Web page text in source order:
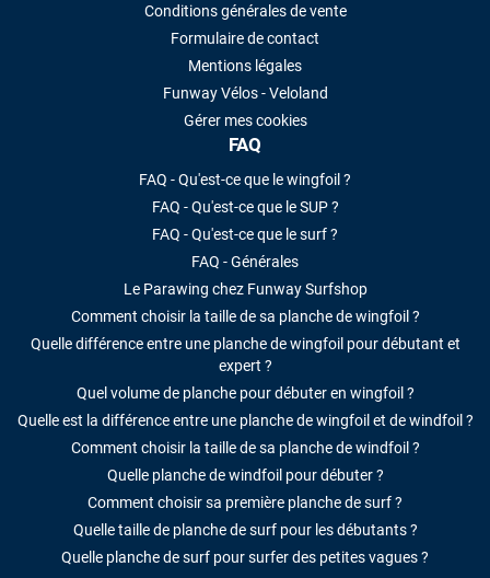
Conditions générales de vente
Formulaire de contact
Mentions légales
Funway Vélos - Veloland
Gérer mes cookies
FAQ
FAQ - Qu'est-ce que le wingfoil ?
FAQ - Qu'est-ce que le SUP ?
FAQ - Qu'est-ce que le surf ?
FAQ - Générales
Le Parawing chez Funway Surfshop
Comment choisir la taille de sa planche de wingfoil ?
Quelle différence entre une planche de wingfoil pour débutant et
expert ?
Quel volume de planche pour débuter en wingfoil ?
Quelle est la différence entre une planche de wingfoil et de windfoil ?
Comment choisir la taille de sa planche de windfoil ?
Quelle planche de windfoil pour débuter ?
Comment choisir sa première planche de surf ?
Quelle taille de planche de surf pour les débutants ?
Quelle planche de surf pour surfer des petites vagues ?